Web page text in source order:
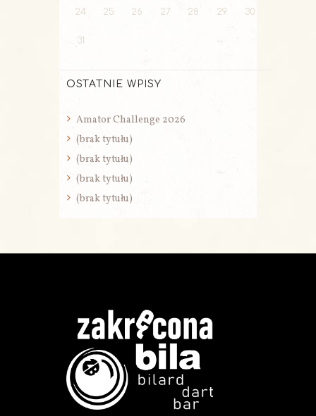
24 25 26 27 28 29 30
31
OSTATNIE WPISY
Amator Challenge 2026
(brak tytułu)
(brak tytułu)
(brak tytułu)
(brak tytułu)